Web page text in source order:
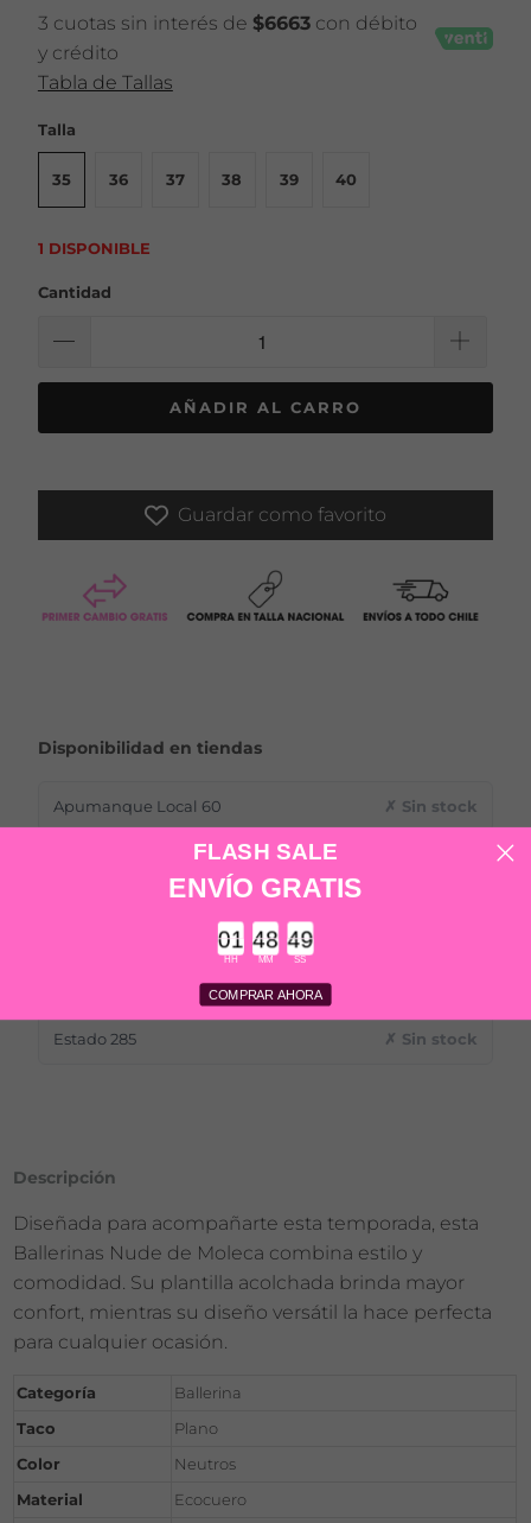
3 cuotas sin interés de $6663con débito
y crédito
Tabla de Tallas
Talla
35 36 37 38 39 40
1 DISPONIBLE
Cantidad
AÑADIR AL CARRO
Guardar como favorito
Disponibilidad en tiendas
Apumanque Local 60 ✗ Sin stock
Apumanque Local 71
Estado 285 ✗ Sin stock
Descripción
Diseñada para acompañarte esta temporada, esta
Ballerinas Nude de Moleca combina estilo y
comodidad. Su plantilla acolchada brinda mayor
confort, mientras su diseño versátil la hace perfecta
para cualquier ocasión.
Categoría
Ballerina
Taco
Plano
Color
Neutros
Material
Ecocuero
FLASH SALE
ENVÍO GRATIS
Countdown ends in:
HH MM SS
COMPRAR AHORA